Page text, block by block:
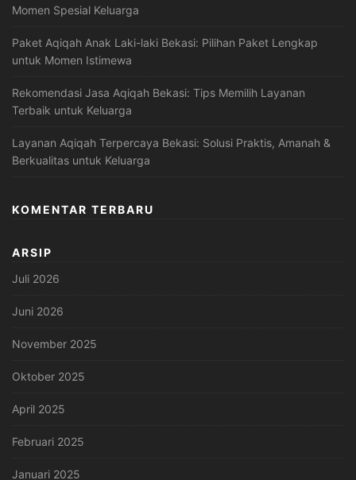
Momen Spesial Keluarga
Paket Aqiqah Anak Laki-laki Bekasi: Pilihan Paket Lengkap
untuk Momen Istimewa
Rekomendasi Jasa Aqiqah Bekasi: Tips Memilih Layanan
Terbaik untuk Keluarga
Layanan Aqiqah Terpercaya Bekasi: Solusi Praktis, Amanah &
Berkualitas untuk Keluarga
KOMENTAR TERBARU
ARSIP
Juli 2026
Juni 2026
November 2025
Oktober 2025
April 2025
Februari 2025
Januari 2025